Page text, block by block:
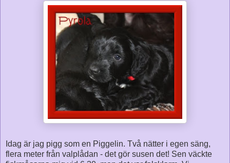
Idag är jag pigg som en Piggelin. Två nätter i egen säng,
flera meter från valplådan - det gör susen det! Sen väckte